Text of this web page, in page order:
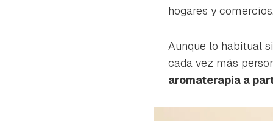
Para
hogares y
Aunque lo habitual
cada vez más
aromaterapia a